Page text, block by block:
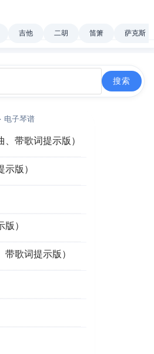
吉他 二胡 笛箫 萨克斯
电子琴谱
带歌词提示版）
版）
）
歌词提示版）